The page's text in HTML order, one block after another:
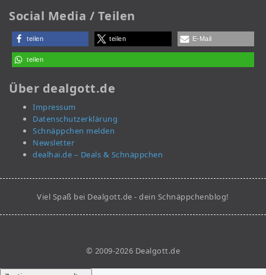
Social Media / Teilen
teilen teilen E-Mail
teilen
Über dealgott.de
Impressum
Datenschutzerklärung
Schnäppchen melden
Newsletter
dealhai.de – Deals & Schnäppchen
Viel Spaß bei Dealgott.de - dein Schnäppchenblog!
© 2009-2026 Dealgott.de